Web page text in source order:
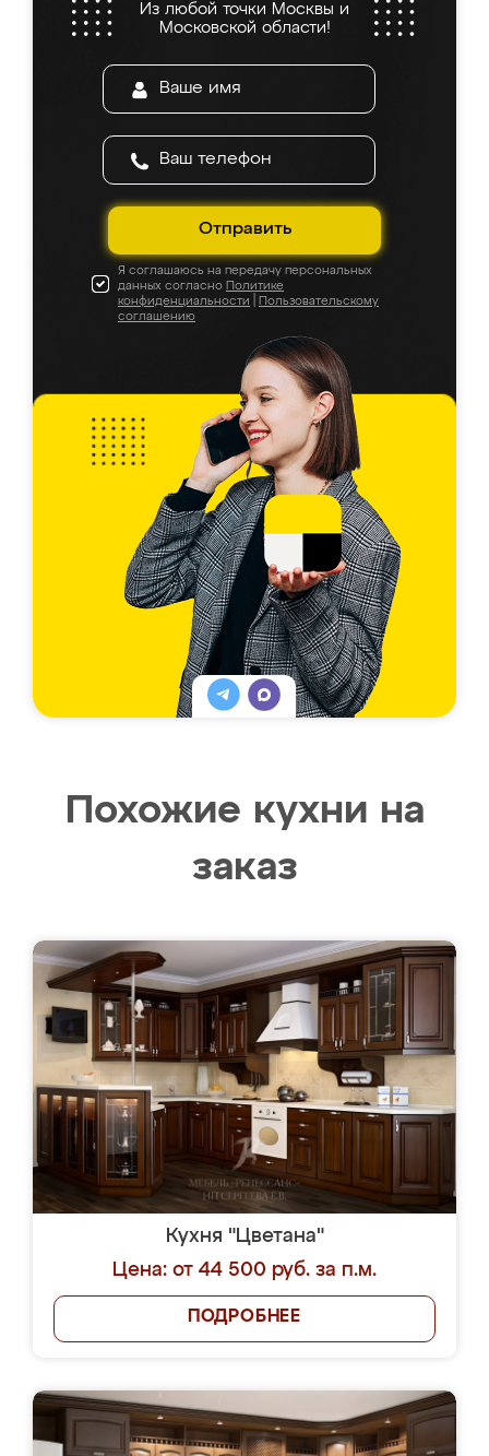
Из любой точки Москвы и
Московской области!
Отправить
Я соглашаюсь на передачу персональных
данных согласно Политике
конфиденциальности
Пользовательскому
соглашению
Похожие кухни на
заказ
Кухня "Цветана"
Цена: от 44 500 руб. за п.м.
ПОДРОБНЕЕ